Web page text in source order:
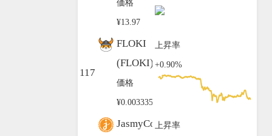
価格
¥13.97
117
FLOKI
(FLOKI)
価格
¥0.003335
上昇率
+0.90%
JasmyCoin上昇率